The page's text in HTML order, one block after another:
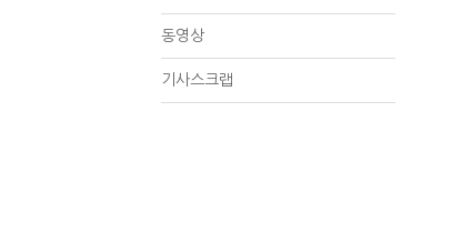
동영상
기사스크랩